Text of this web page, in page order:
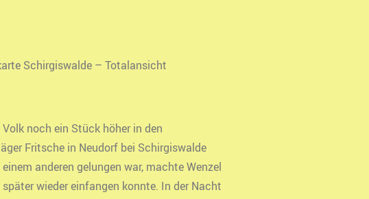
Schirgiswalde – Totalansicht
noch ein Stück höher in den
Fritsche in Neudorf bei Schirgiswalde
anderen gelungen war, machte Wenzel
wieder einfangen konnte. In der Nacht